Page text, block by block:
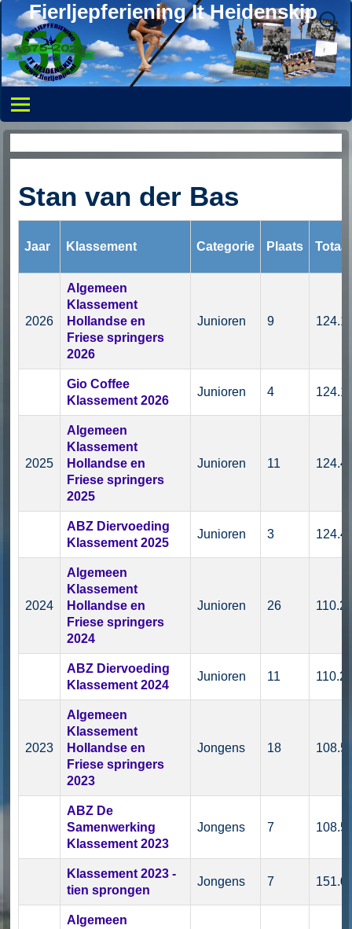
Fierljepferiening It Heidenskip
Stan van der Bas
Jaar Klassement Categorie Plaats Totaal
2026
Algemeen
Klassement
Hollandse en
Friese springers
2026
Junioren 9
Gio Coffee
Klassement 2026
Junioren 4
2025
Algemeen
Klassement
Hollandse en
Friese springers
2025
Junioren 11
ABZ Diervoeding
Klassement 2025
Junioren 3
2024
Algemeen
Klassement
Hollandse en
Friese springers
2024
Junioren 26
ABZ Diervoeding
Klassement 2024
Junioren 11
2023
Algemeen
Klassement
Hollandse en
Friese springers
2023
Jongens 18
ABZ De
Samenwerking
Klassement 2023
Jongens 7
Klassement 2023 -
tien sprongen
Jongens 7
Algemeen